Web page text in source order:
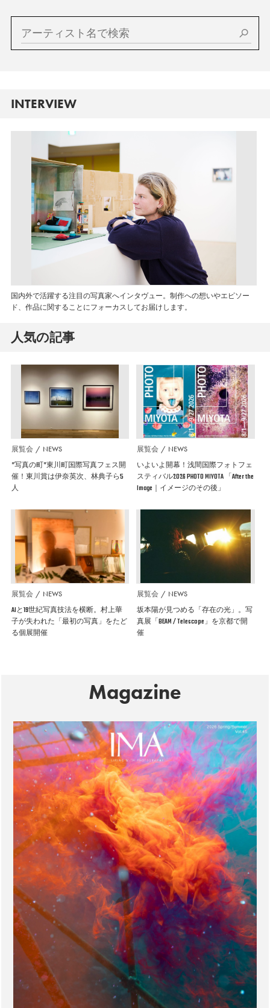
INTERVIEW
国内外で活躍する注目の写真家へインタヴュー。制作への想いやエピソー
ド、作品に関することにフォーカスしてお届けします。
人気の記事
展覧会 NEWS
”写真の町”東川町国際写真フェス開
催！東川賞は伊奈英次、林典子ら5
人
展覧会 NEWS
いよいよ開幕！浅間国際フォトフェ
スティバル2026 PHOTO MIYOTA 「After the
Image｜イメージのその後」
展覧会 NEWS
AIと19世紀写真技法を横断。村上華
子が失われた「最初の写真」をたど
る個展開催
展覧会 NEWS
坂本陽が見つめる「存在の光」。写
真展「BEAM / Telescope」を京都で開
催
Magazine